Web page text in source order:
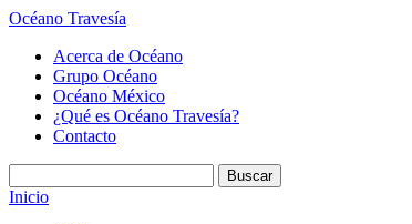
Océano Travesía
Acerca de Océano
Grupo Océano
Océano México
¿Qué es Océano Travesía?
Contacto
Inicio